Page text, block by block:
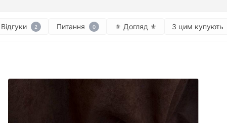
Відгуки 2 Питання 0 ⚜︎ Догляд ⚜︎ З цим купують